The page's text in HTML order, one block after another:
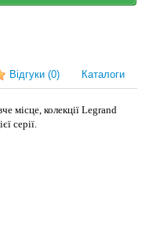
Відгуки (0) Каталоги
місце, колекції Legrand
серії.